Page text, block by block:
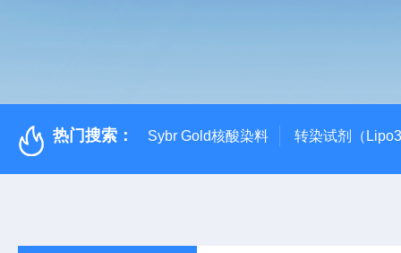
热门搜索： Sybr Gold核酸染料 转染试剂（